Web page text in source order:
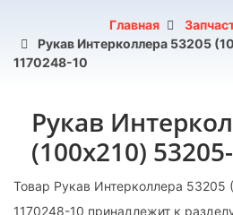
Главная
Рукав Интерколлера 53205
1170248-10
Рукав
(100х210)
Товар Рукав Интерколлера 53205
1170248-10 принадлежит к